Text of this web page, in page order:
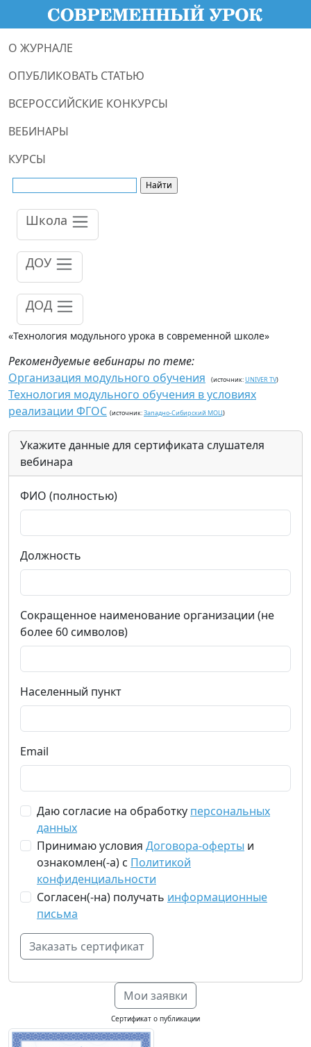
О ЖУРНАЛЕ
ОПУБЛИКОВАТЬ СТАТЬЮ
ВСЕРОССИЙСКИЕ КОНКУРСЫ
ВЕБИНАРЫ
КУРСЫ
Школа
ДОУ
ДОД
«Технология модульного урока в современной школе»
Рекомендуемые вебинары по теме:
Организация модульного обучения
(источник:UNIVER TV)
Технология модульного обучения в условиях
реализации ФГОС (источник:Западно-Сибирский МОЦ)
Укажите данные для сертификата слушателя
вебинара
ФИО (полностью)
Должность
Сокращенное наименование организации (не
более 60 символов)
Населенный пункт
Email
Даю согласие на обработку персональных
данных
Принимаю условия Договора-оферты и
ознакомлен(-а) с Политикой
конфиденциальности
Согласен(-на) получать информационные
письма
Мои заявки
Сертификат о публикации